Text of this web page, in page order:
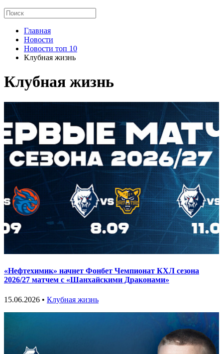
Главная
Новости
Новости топ 10
Клубная жизнь
Клубная жизнь
«Нефтехимик» начнет Фонбет Чемпионат КХЛ сезона
2026/27 матчем с «Шанхайскими Драконами»
15.06.2026 • Клубная жизнь